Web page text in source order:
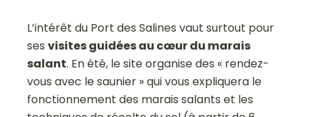
L’intérêt du Port des Salines vaut surtout pour
sesvisites guidées au cœur du marais
salant. En été, le site organise des « rendez-
vous avec le saunier » qui vous expliquera le
fonctionnement des marais salants et les